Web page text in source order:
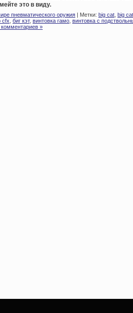
это в виду.
пневматического оружия | Метки: big cat big
cfx биг кэт, винтовка гамо винтовка с
комментариев »